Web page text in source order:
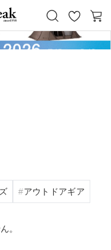
お
気
カ
ー
アウトドアギア
。